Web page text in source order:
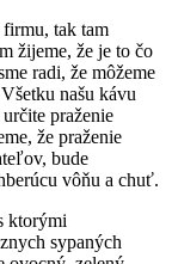
tak tam
žijeme, že je to čo
radi, že môžeme
našu kávu
praženie
že praženie
bude
vôňu a chuť.
ktorými
sypaných